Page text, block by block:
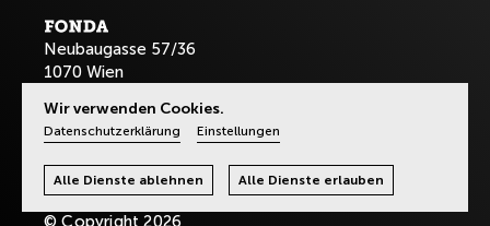
Neubaugasse 57/36
1070 Wien
T:+43-1-8901589
office@fonda.at
© Copyright 2026
Wir verwenden Cookies.
Datenschutzerklärung Einstellungen
Alle Dienste ablehnen Alle Dienste erlauben